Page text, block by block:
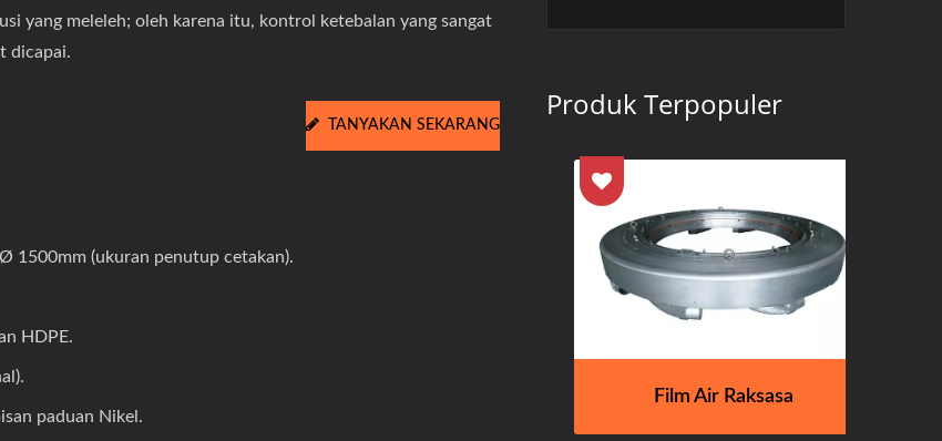
yang meleleh; oleh karena itu, kontrol ketebalan yang sangat
dicapai.
TANYAKAN SEKARANG
1500mm (ukuran penutup cetakan).
HDPE.
paduan Nikel.
Produk Terpopuler
Film Air Raksasa